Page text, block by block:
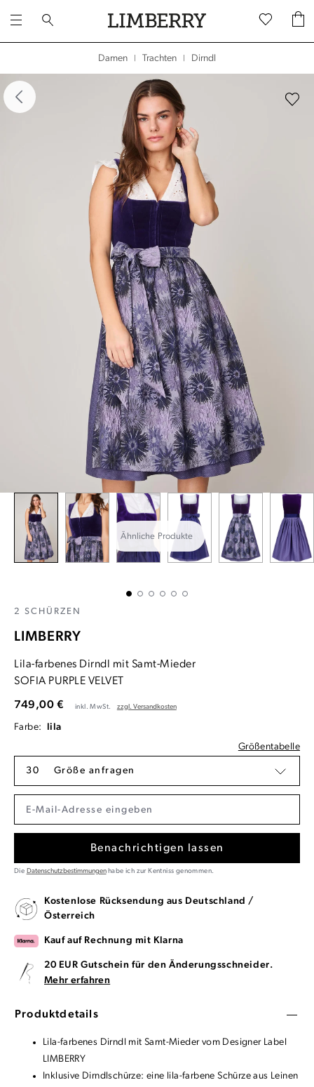
Damen Trachten Dirndl
überspringen
Ähnliche Produkte
2 SCHÜRZEN
LIMBERRY
Lila-farbenes Dirndl mit Samt-Mieder
SOFIA PURPLE VELVET
749,00 € inkl. MwSt. zzgl. Versandkosten
Farbe: lila
Größentabelle
30 Größe anfragen
Benachrichtigen lassen
Die Datenschutzbestimmungenhabe ich zur Kentniss genommen.
Kostenlose Rücksendung aus Deutschland /
Österreich
Kauf auf Rechnung mit Klarna
20 EUR Gutschein für den Änderungsschneider.
Mehr erfahren
Produktdetails
Lila-farbenes Dirndl mit Samt-Mieder vom Designer Label
LIMBERRY
Inklusive Dirndlschürze: eine lila-farbene Schürze aus Leinen